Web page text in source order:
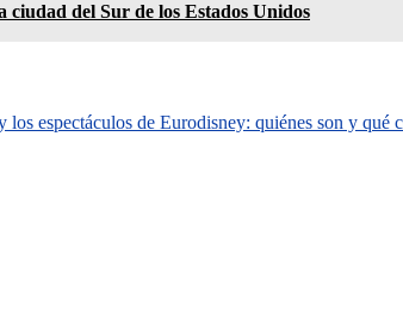
ciudad del Sur de los Estados Unidos
espectáculos de Eurodisney: quiénes son y qué